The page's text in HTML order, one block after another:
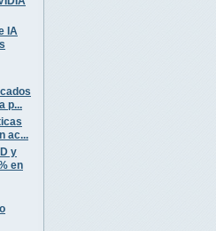
IA
p...
ac...
y
en